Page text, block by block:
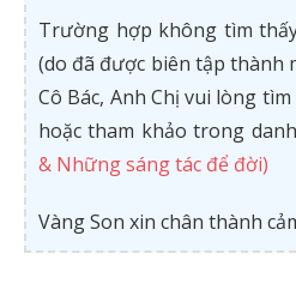
Trường hợp không tìm
(do đã được biên tập thành
Cô Bác, Anh Chị vui lòng
hoặc tham khảo trong
& Những sáng tác để đời)
Vàng Son xin chân thành